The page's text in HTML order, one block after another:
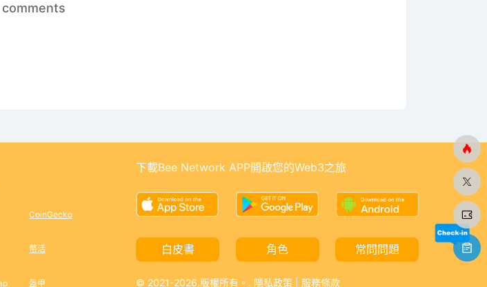
comments
CoinGecko
幣活
盔甲
下載Bee Network APP開啟您的Web3之旅
白皮書 角色 常問問題
© 2021-2026.版權所有。. 隱私政策 服務條款